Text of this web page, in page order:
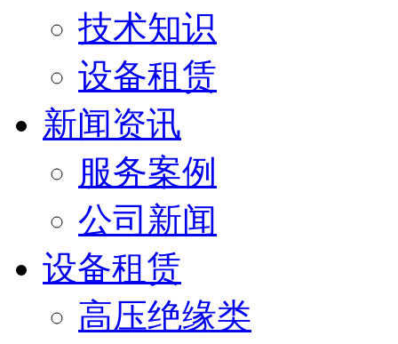
技术知识
设备租赁
新闻资讯
服务案例
公司新闻
设备租赁
高压绝缘类